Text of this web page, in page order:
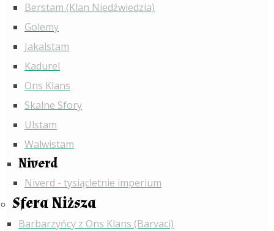
Berstam (Klan Niedźwiedzia)
Golemy
Jakalstam
Kadurel
Ons Klans
Skalne Sfory
Ulstam
Walwistam
Niverd
Niverd - tysiącletnie imperium
Sfera Niższa
Barbarzyńcy z Ons Klans (Barvaci)